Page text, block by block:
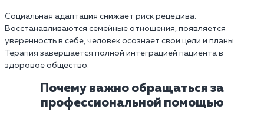
Социальная адаптация снижает риск рецедива.
Восстанавливаются семейные отношения, появляется
уверенность в себе, человек осознает свои цели и планы.
Терапия завершается полной интеграцией пациента в
здоровое общество.
Почему важно обращаться за
профессиональной помощью